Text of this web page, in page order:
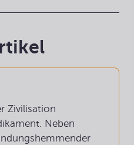
Zivilisation
Neben